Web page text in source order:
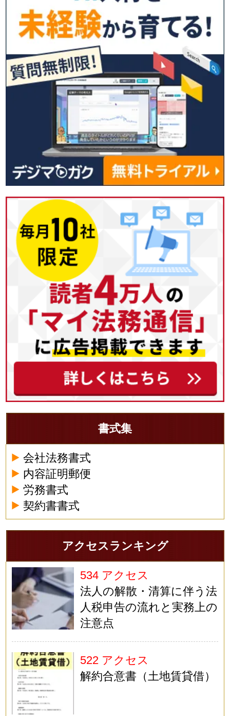
書式集
会社法務書式
内容証明郵便
労務書式
契約書書式
アクセスランキング
534 アクセス
法人の解散・清算に伴う法
人税申告の流れと実務上の
注意点
522 アクセス
解約合意書（土地賃貸借）